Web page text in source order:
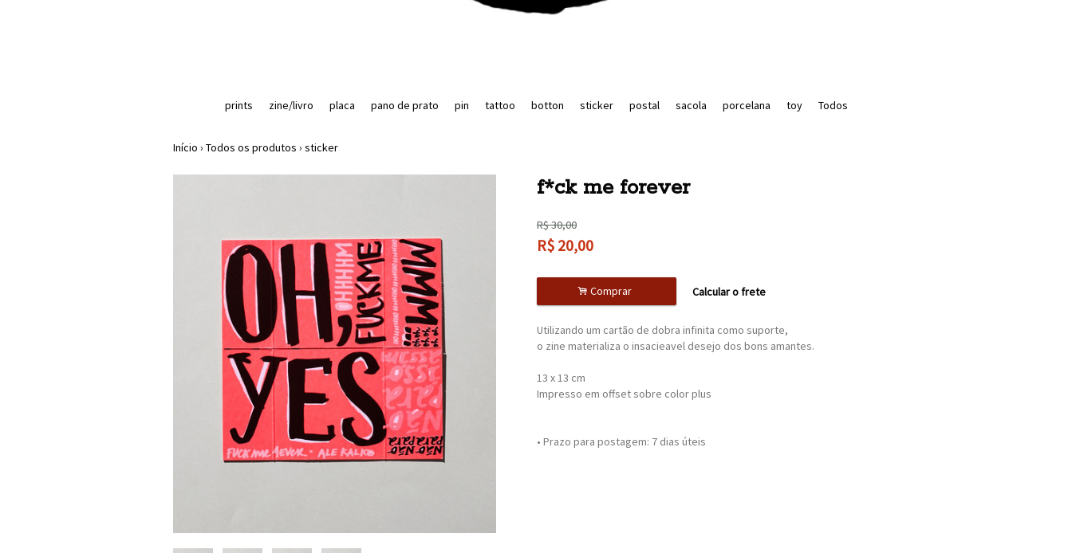
prints zine/livro placa pano de prato pin tattoo botton sticker postal sacola porcelana toy Todos
Início › Todos os produtos › sticker
f*ck me forever
R$30,00
R$ 20,00
. Comprar Calcular o frete
Utilizando um cartão de dobra infinita como suporte,
o zine materializa o insacieavel desejo dos bons amantes.
13 x 13 cm
Impresso em offset sobre color plus
• Prazo para postagem: 7 dias úteis